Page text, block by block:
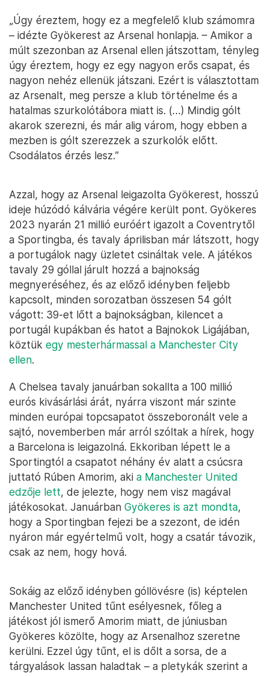
„Úgy éreztem, hogy ez a megfelelő klub számomra
– idézte Gyökerest az Arsenal honlapja. – Amikor a
múlt szezonban az Arsenal ellen játszottam, tényleg
úgy éreztem, hogy ez egy nagyon erős csapat, és
nagyon nehéz ellenük játszani. Ezért is választottam
az Arsenalt, meg persze a klub történelme és a
hatalmas szurkolótábora miatt is. (…) Mindig gólt
akarok szerezni, és már alig várom, hogy ebben a
mezben is gólt szerezzek a szurkolók előtt.
Csodálatos érzés lesz.”
Azzal, hogy az Arsenal leigazolta Gyökerest, hosszú
ideje húzódó kálvária végére került pont. Gyökeres
2023 nyarán 21 millió euróért igazolt a Coventrytől
a Sportingba, és tavaly áprilisban már látszott, hogy
a portugálok nagy üzletet csináltak vele. A játékos
tavaly 29 góllal járult hozzá a bajnokság
megnyeréséhez, és az előző idényben feljebb
kapcsolt, minden sorozatban összesen 54 gólt
vágott: 39-et lőtt a bajnokságban, kilencet a
portugál kupákban és hatot a Bajnokok Ligájában,
köztük egy mesterhármassal a Manchester City
ellen.
A Chelsea tavaly januárban sokallta a 100 millió
eurós kivásárlási árát, nyárra viszont már szinte
minden európai topcsapatot összeboronált vele a
sajtó, novemberben már arról szóltak a hírek, hogy
a Barcelona is leigazolná. Ekkoriban lépett le a
Sportingtól a csapatot néhány év alatt a csúcsra
juttató Rúben Amorim, aki a Manchester United
edzője lett, de jelezte, hogy nem visz magával
játékosokat. Januárban Gyökeres is azt mondta,
hogy a Sportingban fejezi be a szezont, de idén
nyáron már egyértelmű volt, hogy a csatár távozik,
csak az nem, hogy hová.
Sokáig az előző idényben góllövésre (is) képtelen
Manchester United tűnt esélyesnek, főleg a
játékost jól ismerő Amorim miatt, de júniusban
Gyökeres közölte, hogy az Arsenalhoz szeretne
kerülni. Ezzel úgy tűnt, el is dőlt a sorsa, de a
tárgyalások lassan haladtak – a pletykák szerint a